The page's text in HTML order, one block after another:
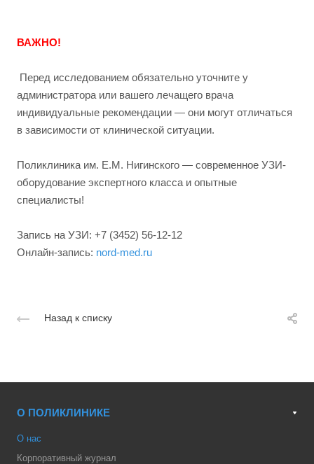
ВАЖНО!
Перед исследованием обязательно уточните у
администратора или вашего лечащего врача
индивидуальные рекомендации — они могут отличаться
в зависимости от клинической ситуации.
Поликлиника им. Е.М. Нигинского — современное УЗИ-
оборудование экспертного класса и опытные
специалисты!
Запись на УЗИ: +7 (3452) 56-12-12
Онлайн-запись: nord-med.ru
Назад к списку
О ПОЛИКЛИНИКЕ
О нас
Корпоративный журнал